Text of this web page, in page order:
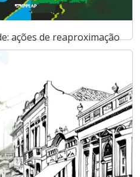
ações de reaproximação